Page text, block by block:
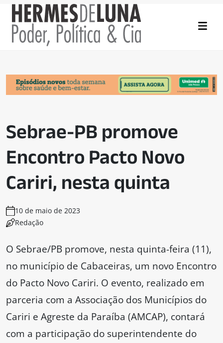
Sebrae-PB promove
Encontro Pacto Novo
Cariri, nesta quinta
10 de maio de 2023
Redação
O Sebrae/PB promove, nesta quinta-feira (11),
no município de Cabaceiras, um novo Encontro
do Pacto Novo Cariri. O evento, realizado em
parceria com a Associação dos Municípios do
Cariri e Agreste da Paraíba (AMCAP), contará
com a participação do superintendente do